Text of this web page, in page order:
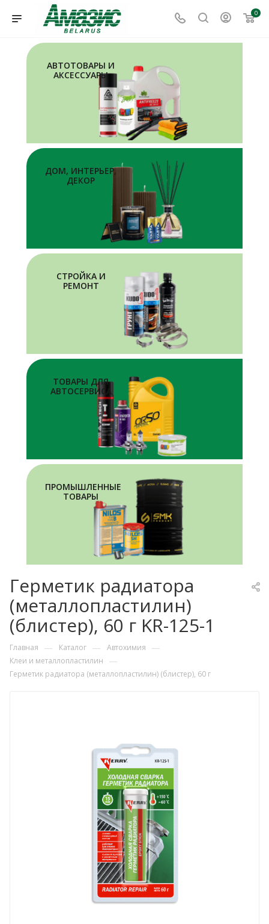
0
АВТОТОВАРЫ И
АКСЕССУАРЫ
ДОМ, ИНТЕРЬЕР,
ДЕКОР
СТРОЙКА И
РЕМОНТ
ТОВАРЫ ДЛЯ
АВТОСЕРВИСА
ПРОМЫШЛЕННЫЕ
ТОВАРЫ
Герметик радиатора
(металлопластилин)
(блистер), 60 г KR-125-1
Главная — Каталог — Автохимия —
Клеи и металлопластилин —
Герметик радиатора (металлопластилин) (блистер), 60 г